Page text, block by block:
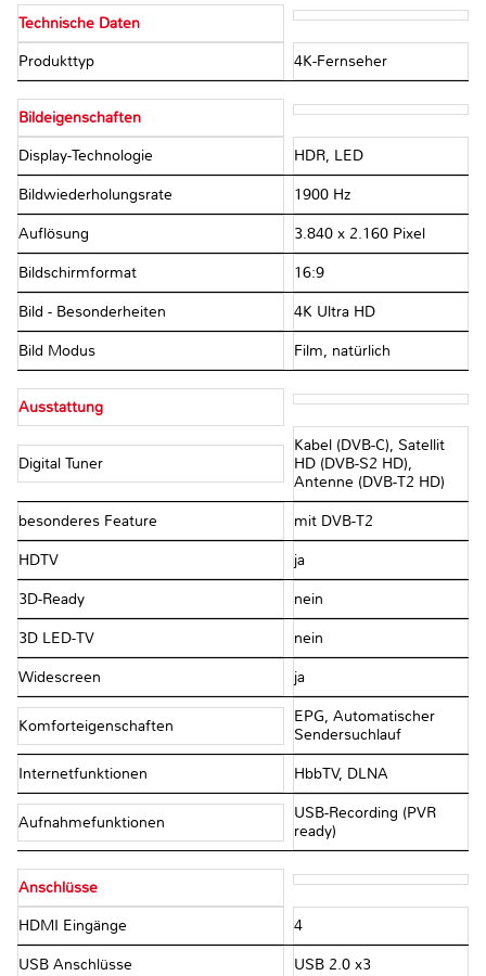
Technische Daten
Produkttyp 4K-Fernseher
Bildeigenschaften
Display-Technologie HDR, LED
Bildwiederholungsrate 1900 Hz
Auflösung 3.840 x 2.160 Pixel
Bildschirmformat 16:9
Bild - Besonderheiten 4K Ultra HD
Bild Modus Film, natürlich
Ausstattung
Digital Tuner
Kabel (DVB-C), Satellit
HD (DVB-S2 HD),
Antenne (DVB-T2 HD)
besonderes Feature mit DVB-T2
HDTV ja
3D-Ready nein
3D LED-TV nein
Widescreen ja
Komforteigenschaften
EPG, Automatischer
Sendersuchlauf
Internetfunktionen HbbTV, DLNA
Aufnahmefunktionen
USB-Recording (PVR
ready)
Anschlüsse
HDMI Eingänge 4
USB Anschlüsse USB 2.0 x3